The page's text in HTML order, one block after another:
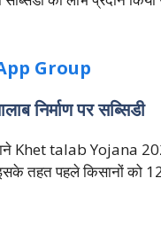
Group
निर्माण पर सब्सिडी
Khet talab Yojana
इसके तहत पहले किसानों को